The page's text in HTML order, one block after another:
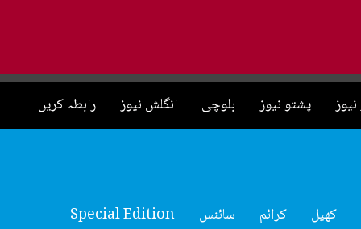
رابطہ کریں انگلش نیوز بلوچی پشتو نیوز
Special Edition سائنس کرائم کھیل